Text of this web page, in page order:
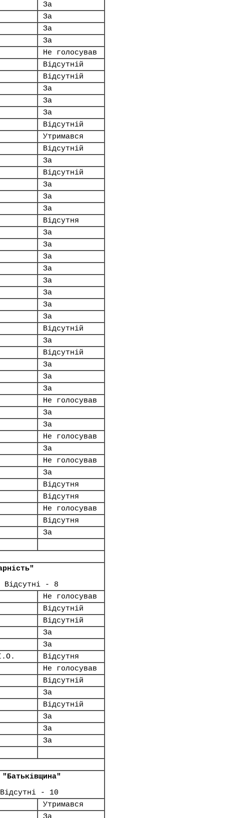
За
За
За
За
Не голосував
Відсутній
Відсутній
За
За
За
Відсутній
Утримався
Відсутній
За
Відсутній
За
За
За
Відсутня
За
За
За
За
За
За
За
За
Відсутній
За
Відсутній
За
За
За
Не голосував
За
За
Не голосував
За
Не голосував
За
Відсутня
Відсутня
Не голосував
Відсутня
За
- 8
Не голосував
Відсутній
Відсутній
За
За
Відсутня
Не голосував
Відсутній
За
Відсутній
За
За
За
- 10
Утримався